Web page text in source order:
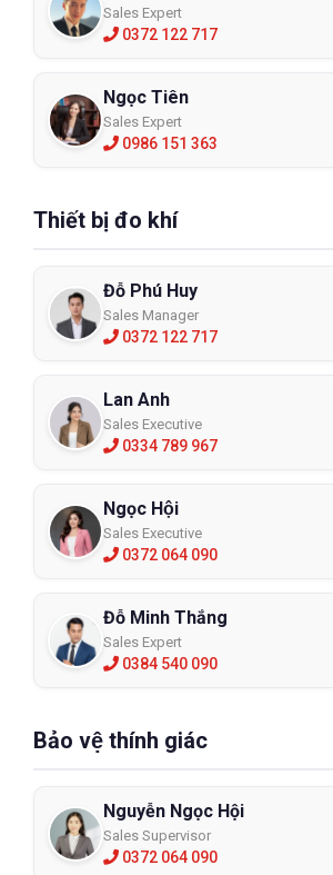
Sales Expert
0372 122 717
Ngọc Tiên
Sales Expert
0986 151 363
Thiết bị đo khí
Đỗ Phú Huy
Sales Manager
0372 122 717
Lan Anh
Sales Executive
0334 789 967
Ngọc Hội
Sales Executive
0372 064 090
Đỗ Minh Thắng
Sales Expert
0384 540 090
Bảo vệ thính giác
Nguyễn Ngọc Hội
Sales Supervisor
0372 064 090